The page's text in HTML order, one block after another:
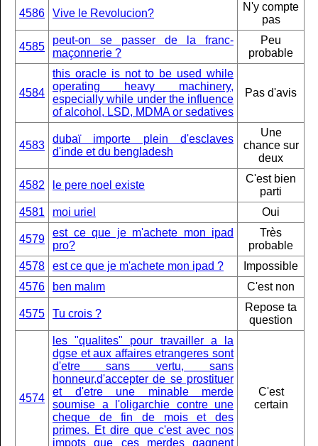
4586 Vive le Revolucion?
N'y compte
pas
4585
peut-on se passer de la franc-
maçonnerie ?
Peu
probable
4584
this oracle is not to be used while
operating heavy machinery,
especially while under the influence
of alcohol, LSD, MDMA or sedatives
Pas d'avis
4583
dubaï importe plein d'esclaves
d'inde et du bengladesh
Une
chance sur
deux
4582 le pere noel existe
C'est bien
parti
4581
moi uriel Oui
4579
est ce que je m'achete mon ipad
pro?
Très
probable
4578
est ce que je m'achete mon ipad ?
Impossible
4576
ben malım C'est non
4575 Tu crois ?
Repose ta
question
4574
les "qualites" pour travailler a la
dgse et aux affaires etrangeres sont
d'etre sans vertu, sans
honneur,d'accepter de se prostituer
et d'etre une minable merde
soumise a l'oligarchie contre une
cheque de fin de mois et des
primes. Et dire que c'est avec nos
impots que ces merdes gagnent
C'est
certain